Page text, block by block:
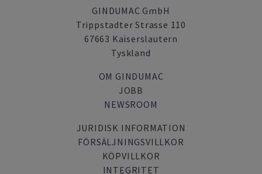
GINDUMAC GmbH
Trippstadter Strasse 110
67663 Kaiserslautern
Tyskland
OM GINDUMAC
JOBB
NEWSROOM
JURIDISK INFORMATION
FÖRSÄLJNINGSVILLKOR
KÖPVILLKOR
INTEGRITET